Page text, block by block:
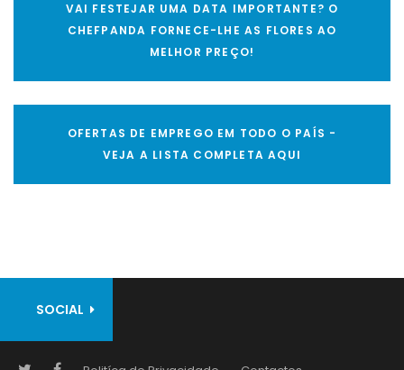
VAI FESTEJAR UMA DATA IMPORTANTE? O
CHEFPANDA FORNECE-LHE AS FLORES AO
MELHOR PREÇO!
OFERTAS DE EMPREGO EM TODO O PAÍS -
VEJA A LISTA COMPLETA AQUI
SOCIAL